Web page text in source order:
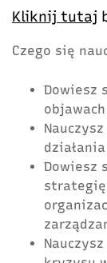
Kliknij tutaj
Czego się
Dowiesz
Dowiesz